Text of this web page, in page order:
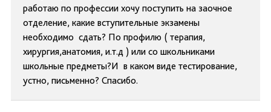
работаю по профессии хочу поступить на заочное
отделение, какие вступительные экзамены
необходимо сдать? По профилю ( терапия,
хирургия,анатомия, и.т.д ) или со школьниками
школьные предметы?И в каком виде тестирование,
устно, письменно? Спасибо.